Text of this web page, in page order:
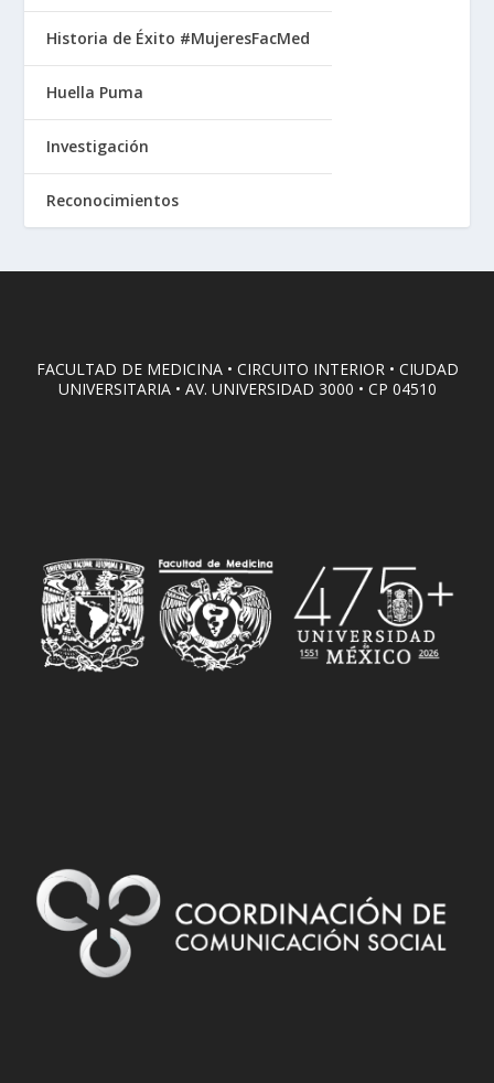
Historia de Éxito #MujeresFacMed
Huella Puma
Investigación
Reconocimientos
FACULTAD DE MEDICINA • CIRCUITO INTERIOR • CIUDAD
UNIVERSITARIA • AV. UNIVERSIDAD 3000 • CP 04510